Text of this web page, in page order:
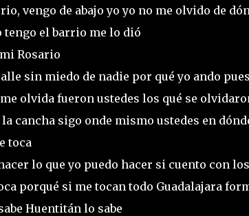
vengo de abajo yo yo no me olvido de
tengo el barrio me lo dió
Rosario
sin miedo de nadie por qué yo ando
olvida fueron ustedes los qué se
cancha sigo onde mismo ustedes en
toca
lo que yo puedo hacer si cuento con
porqué si me tocan todo Guadalajara
Huentitán lo sabe